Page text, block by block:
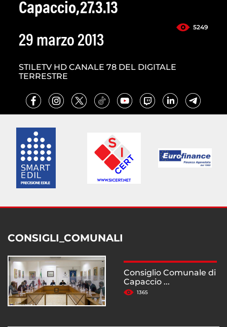
Capaccio,27.3.13
5249
29 marzo 2013
STILETV HD CANALE 78 DEL DIGITALE
TERRESTRE
CONSIGLI_COMUNALI
Consiglio Comunale di
Capaccio ...
1365